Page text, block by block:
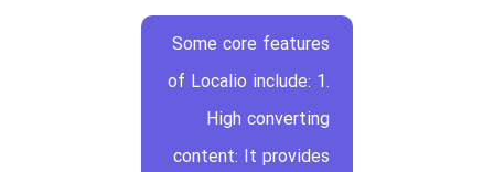
Some core features
of Localio include: 1.
High converting
content: It provides